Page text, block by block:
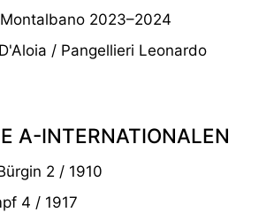
2023–2024
/ Pangellieri Leonardo
A-INTERNATIONALEN
2 / 1910
4 / 1917